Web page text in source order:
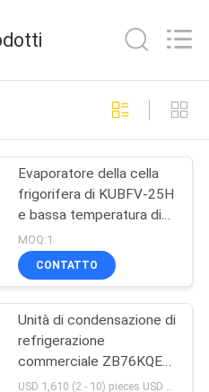
118
di
32
Evaporatore della cella
frigorifera di KUBFV-25H
e bassa temperatura di
condensazione dell'unità
MOQ:1
CONTATTO
Unità di condensazione di
refrigerazione
commerciale ZB76KQE-
10HP e unità di